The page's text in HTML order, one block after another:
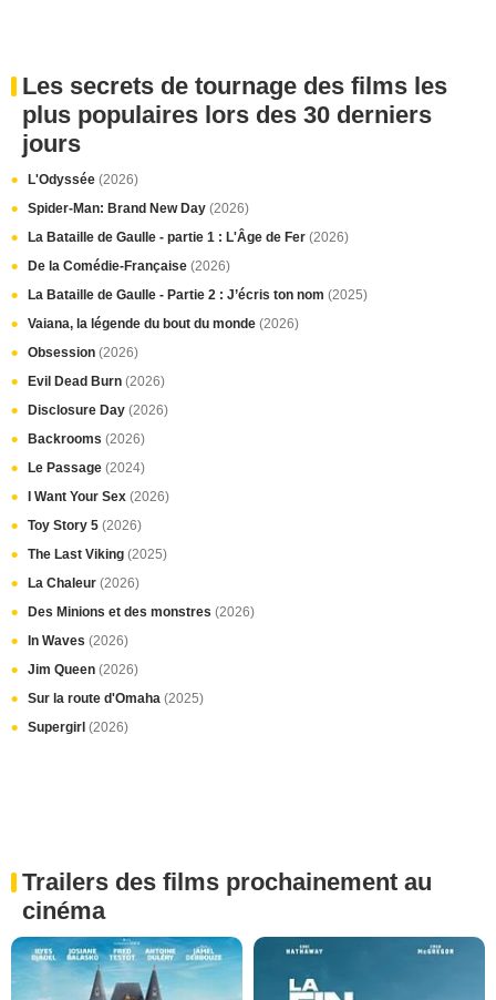
Les secrets de tournage des films les
plus populaires lors des 30 derniers
jours
L'Odyssée (2026)
Spider-Man: Brand New Day (2026)
La Bataille de Gaulle - partie 1 : L'Âge de Fer (2026)
De la Comédie-Française (2026)
La Bataille de Gaulle - Partie 2 : J’écris ton nom (2025)
Vaiana, la légende du bout du monde (2026)
Obsession (2026)
Evil Dead Burn (2026)
Disclosure Day (2026)
Backrooms (2026)
Le Passage (2024)
I Want Your Sex (2026)
Toy Story 5 (2026)
The Last Viking (2025)
La Chaleur (2026)
Des Minions et des monstres (2026)
In Waves (2026)
Jim Queen (2026)
Sur la route d'Omaha (2025)
Supergirl (2026)
Trailers des films prochainement au
cinéma